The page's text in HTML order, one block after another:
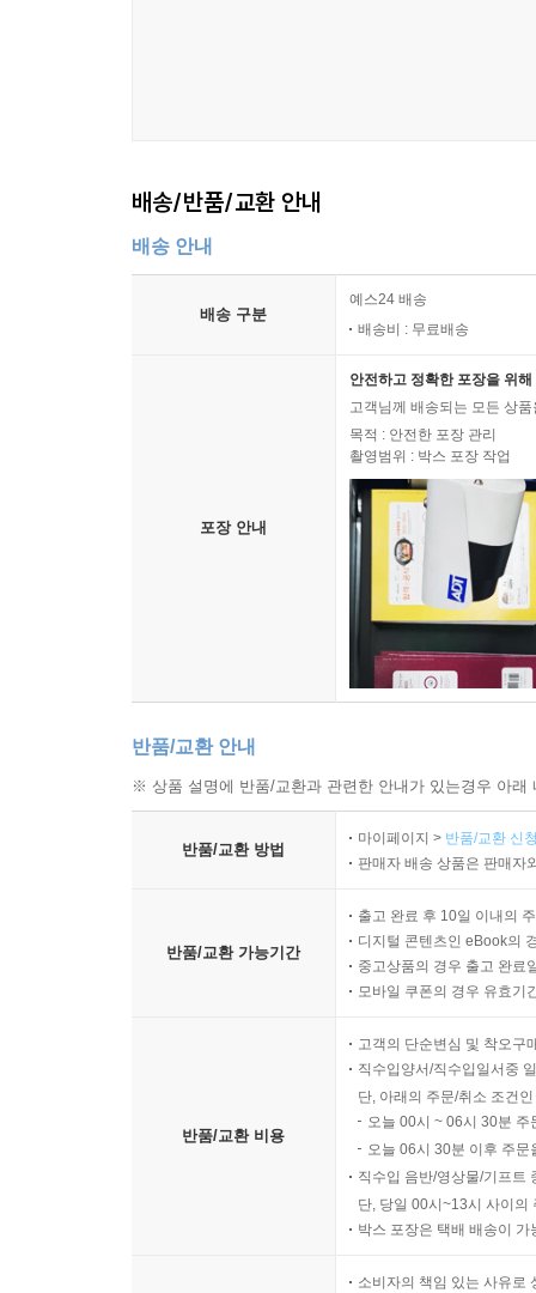
배송/반품/교환 안내
배송 안내
배송 구분
예스24 배송
배송비 : 무료배송
포장 안내
안전하고 정확한 포장을 위
고객님께 배송되는 모든 상
목적 : 안전한 포장 관리
촬영범위 : 박스 포장 작업
반품/교환 안내
※ 상품 설명에 반품/교환과 관련한 안내가 있는경우 아
반품/교환 방법
마이페이지 > 반품/교환 신
판매자 배송 상품은 판매자
반품/교환 가능기간
출고 완료 후 10일 이내의
디지털 콘텐츠인 eBook의
중고상품의 경우 출고 완료
모바일 쿠폰의 경우 유효기
반품/교환 비용
고객의 단순변심 및 착오구
직수입양서/직수입일서중
단, 아래의 주문/취소 조건
오늘 00시 ~ 06시 30분
오늘 06시 30분 이후 주
직수입 음반/영상물/기프트
단, 당일 00시~13시 사이의
박스 포장은 택배 배송이
소비자의 책임 있는 사유로